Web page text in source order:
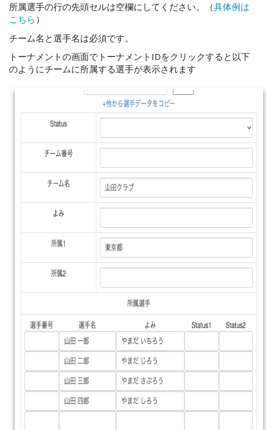
所属選手の行の先頭セルは空欄にしてください。（具体例は
こちら ）
チーム名と選手名は必須です。
トーナメントの画面でトーナメントIDをクリックすると以下
のようにチームに所属する選手が表示されます